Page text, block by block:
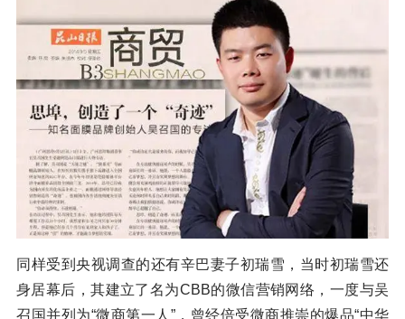
同样受到央视调查的还有辛巴妻子初瑞雪，当时初瑞雪还
身居幕后，其建立了名为CBB的微信营销网络，一度与吴
召国并列为“微商第一人”，曾经倍受微商推崇的爆品“中华